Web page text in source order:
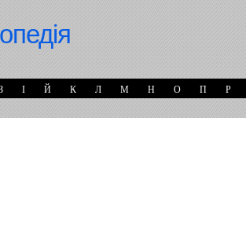
І Й К Л М Н О П Р